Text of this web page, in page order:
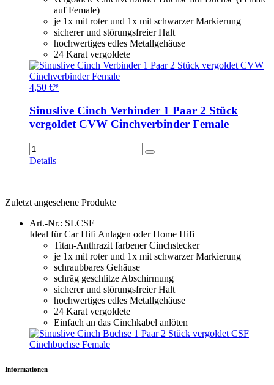
auf Female)
je 1x mit roter und 1x mit schwarzer Markierung
sicherer und störungsfreier Halt
hochwertiges edles Metallgehäuse
24 Karat vergoldete
4,50 €*
Sinuslive Cinch Verbinder 1 Paar 2 Stück
vergoldet CVW Cinchverbinder Female
Details
Zuletzt angesehene Produkte
Art.-Nr.: SLCSF
Ideal für Car Hifi Anlagen oder Home Hifi
Titan-Anthrazit farbener Cinchstecker
je 1x mit roter und 1x mit schwarzer Markierung
schraubbares Gehäuse
schräg geschlitze Abschirmung
sicherer und störungsfreier Halt
hochwertiges edles Metallgehäuse
24 Karat vergoldete
Einfach an das Cinchkabel anlöten
Informationen